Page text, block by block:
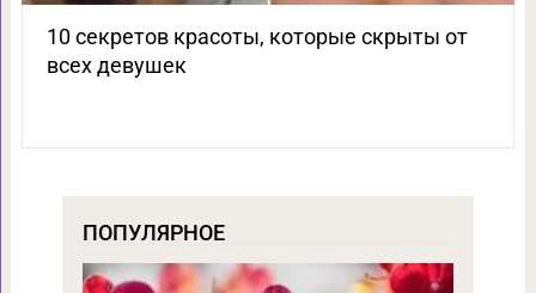
10 секретов красоты, которые скрыты от
всех девушек
ПОПУЛЯРНОЕ